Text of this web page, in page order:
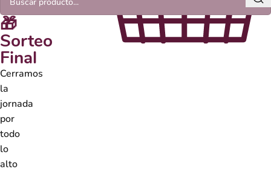
🎁
Sorteo
Final
Cerramos
la
jornada
por
todo
lo
alto